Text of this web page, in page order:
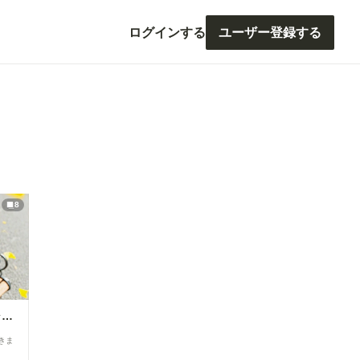
ログインする ユーザー登録する
8
251020P【8枚】銀杏並木のチャイナギャル夏姫
ま